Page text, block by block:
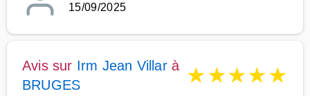
15/09/2025
Avis sur Irm Jean Villarà
BRUGES
★★★★★